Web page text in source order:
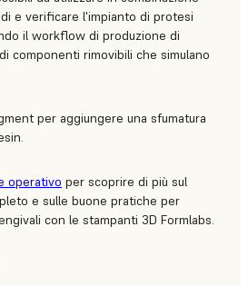
e verificare l'impianto di protesi
il workflow di produzione di
componenti rimovibili che simulano
per aggiungere una sfumatura
operativo per scoprire di più sul
e sulle buone pratiche per
con le stampanti 3D Formlabs.